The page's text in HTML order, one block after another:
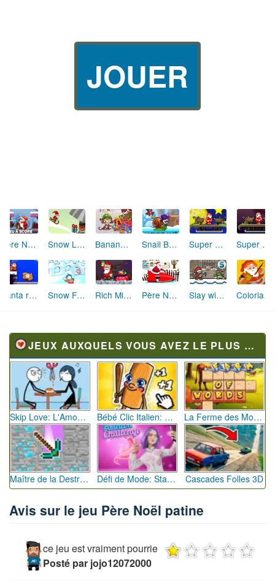
JOUER
Père Noël (Deep Freeze) Snow Line Bananas 3 Christmas Holidays Snail Bob 6 Super Santa Kick 2 Super Santa Kick 3
Santa run : 60 seconds Snow Fortress Attack Rich Mine 2 : Xmas Pack Père Noël : Scooter des neiges Slay with Santa Coloriage Papa Noël
JEUX AUXQUELS VOUS AVEZ LE PLUS JOUÉ
Skip Love: L'Amour en Péril Bébé Clic Italien: La Folie des Petits Bambins La Ferme des Mots - Cultivez votre Vocabulaire
Maître de la Destruction: Fusion de Pioches Défi de Mode: Star du Podium Cascades Folles 3D
Avis sur le jeu Père Noël patine
ce jeu est vraiment pourrie
Posté par jojo12072000